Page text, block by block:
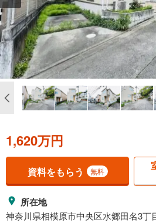
1,620万円
資料をもらう 無料
所在地
神奈川県相模原市中央区水郷田名3丁